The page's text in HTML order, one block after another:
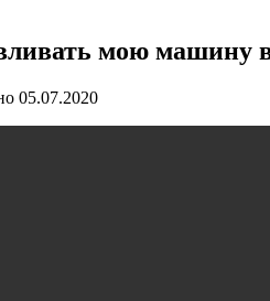
мою машину
05.07.2020